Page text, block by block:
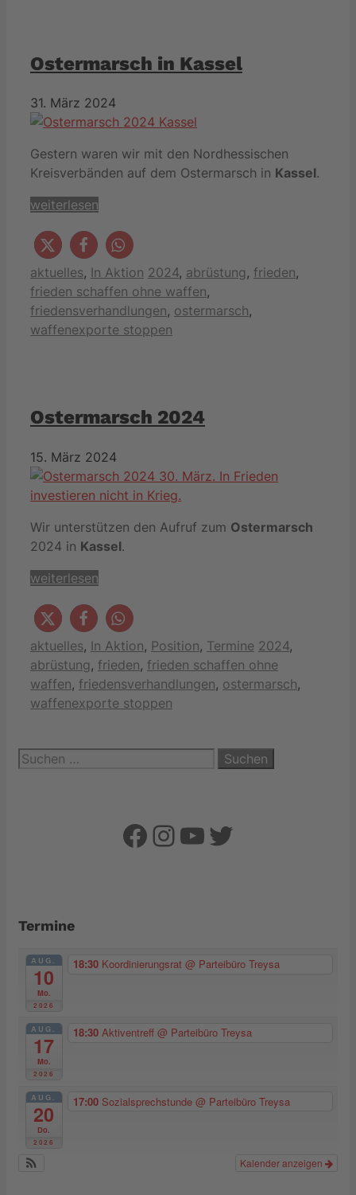
Ostermarsch in Kassel
31. März 2024
Gestern waren wir mit den Nordhessischen
Kreisverbänden auf dem Ostermarsch in Kassel.
weiterlesen
Kategorien
aktuelles, In Aktion Schlagwörter
2024, abrüstung, frieden,
frieden schaffen ohne waffen,
friedensverhandlungen, ostermarsch,
waffenexporte stoppen
Ostermarsch 2024
15. März 2024
Wir unterstützen den Aufruf zum Ostermarsch
2024 in Kassel.
weiterlesen
Kategorien
aktuelles, In Aktion, Position, Termine Schlagwörter
2024,
abrüstung, frieden, frieden schaffen ohne
waffen, friedensverhandlungen, ostermarsch,
waffenexporte stoppen
Suchen
nach:
Facebook
Instagram
YouTube
Twitter
Termine
AUG.
10
Mo.
2026
18:30 Koordinierungsrat @ Parteibüro Treysa
AUG.
17
Mo.
2026
18:30 Aktiventreff @ Parteibüro Treysa
AUG.
20
Do.
2026
17:00 Sozialsprechstunde @ Parteibüro Treysa
Kalender anzeigen